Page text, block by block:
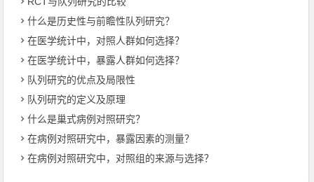
在医学统计中，对照人群如何选择？
在医学统计中，暴露人群如何选择？
队列研究的优点及局限性
队列研究的定义及原理
什么是巢式病例对照研究？
在病例对照研究中，暴露因素的测量？
在病例对照研究中，对照组的来源与选择？